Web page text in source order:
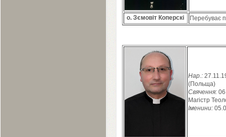
о. Зємовіт Коперскі Перебуває
Нар.: 27.11.
(Польща)
Свячення: 06
Магістр
Іменини: 05.